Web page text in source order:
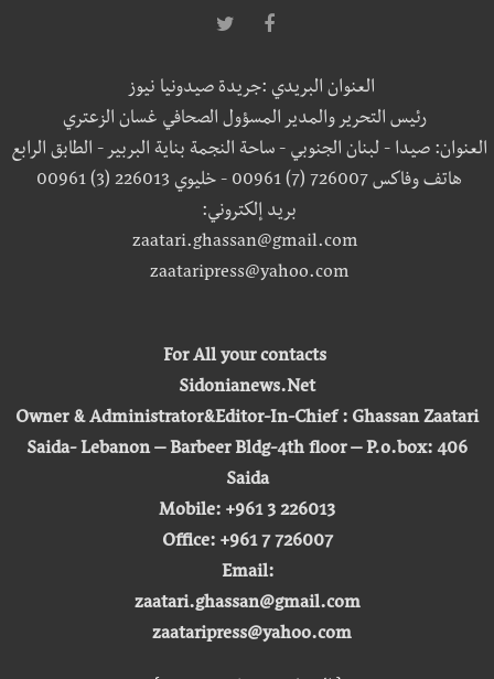
العنوان البريدي :جريدة صيدونيا نيوز
رئيس التحرير والمدير المسؤول الصحافي غسان الزعتري
العنوان: صيدا - لبنان الجنوبي - ساحة النجمة بناية البربير - الطابق الرابع
هاتف وفاكس 726007 (7) 00961 - خليوي 226013 (3) 00961
بريد إلكتروني:
zaatari.ghassan@gmail.com
zaataripress@yahoo.com
For All your contacts
Sidonianews.Net
Owner & Administrator&Editor-In-Chief : Ghassan Zaatari
Saida- Lebanon – Barbeer Bldg-4th floor – P.o.box: 406
Saida
Mobile: +961 3 226013
Office: +961 7 726007
Email:
zaatari.ghassan@gmail.com
zaataripress@yahoo.com